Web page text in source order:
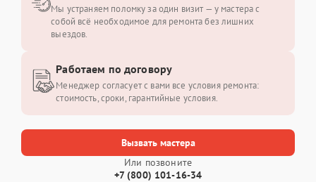
Вызвать мастера
Или позвоните
+7 (800) 101-16-34
Мы устраняем поломку за один визит — у мастера с
собой всё необходимое для ремонта без лишних
выездов.
Работаем по договору
Менеджер согласует с вами все условия ремонта:
стоимость, сроки, гарантийные условия.